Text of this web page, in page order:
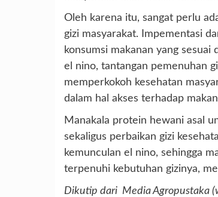
Oleh karena itu, sangat perlu
gizi masyarakat. Impementasi
konsumsi makanan yang
el nino, tantangan pemenuhan
memperkokoh kesehatan
dalam hal akses terhadap
Manakala protein hewani asal
sekaligus perbaikan gizi
kemunculan el nino, sehingga
terpenuhi kebutuhan gizinya,
Dikutip dari Media Agropustaka